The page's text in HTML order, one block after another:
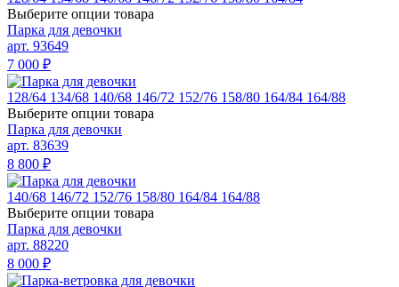
Выберите опции товара
Парка для девочки
арт. 93649
7 000 ₽
128/64 134/68 140/68 146/72 152/76 158/80 164/84 164/88
Выберите опции товара
Парка для девочки
арт. 83639
8 800 ₽
140/68 146/72 152/76 158/80 164/84 164/88
Выберите опции товара
Парка для девочки
арт. 88220
8 000 ₽